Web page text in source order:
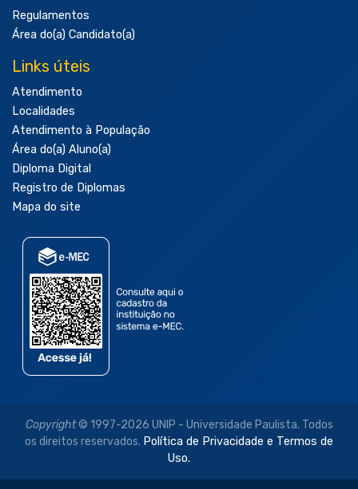
Regulamentos
Área do(a) Candidato(a)
Links úteis
Atendimento
Localidades
Atendimento à População
Área do(a) Aluno(a)
Diploma Digital
Registro de Diplomas
Mapa do site
Copyright© 1997-2026 UNIP - Universidade Paulista. Todos
os direitos reservados. Política de Privacidade e Termos de
Uso.